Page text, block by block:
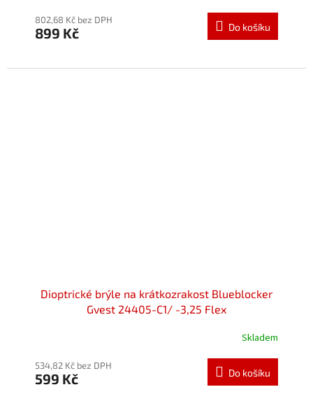
802,68 Kč bez DPH
899 Kč Do košíku
Dioptrické brýle na krátkozrakost Blueblocker
Gvest 24405-C1/ -3,25 Flex
Skladem
534,82 Kč bez DPH
599 Kč Do košíku